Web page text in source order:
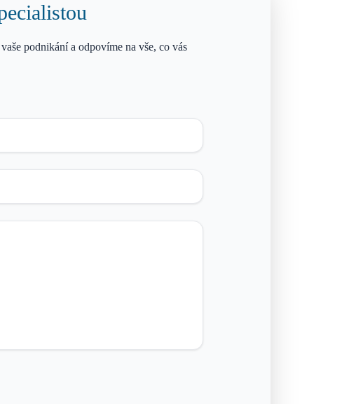
podnikání a odpovíme na vše, co vás